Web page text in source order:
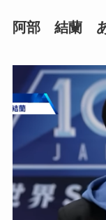
阿部 結蘭